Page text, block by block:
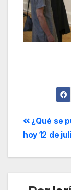
¿Qué se
hoy 12 de